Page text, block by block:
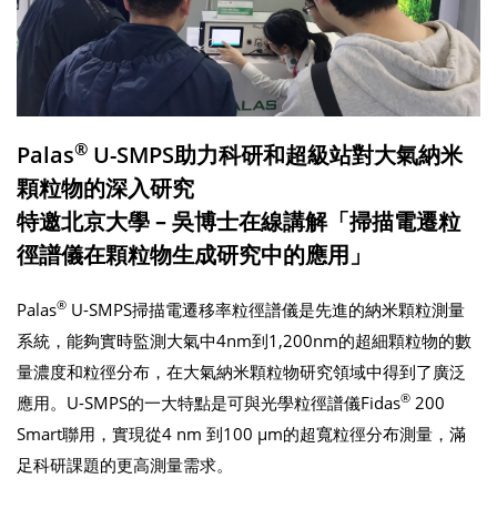
Palas® U-SMPS助力科研和超級站對大氣納米
顆粒物的深入研究
特邀北京大學 – 吳博士在線講解「掃描電遷粒
徑譜儀在顆粒物生成研究中的應用」
Palas® U-SMPS掃描電遷移率粒徑譜儀是先進的納米顆粒測量
系統，能夠實時監測大氣中4nm到1,200nm的超細顆粒物的數
量濃度和粒徑分布，在大氣納米顆粒物研究領域中得到了廣泛
應用。U-SMPS的一大特點是可與光學粒徑譜儀Fidas® 200
Smart聯用，實現從4 nm 到100 μm的超寬粒徑分布測量，滿
足科研課題的更高測量需求。